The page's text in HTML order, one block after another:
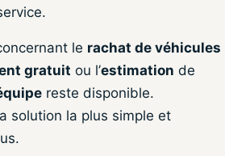
le rachat de véhicules
gratuit ou l’estimation de
reste disponible.
solution la plus simple et